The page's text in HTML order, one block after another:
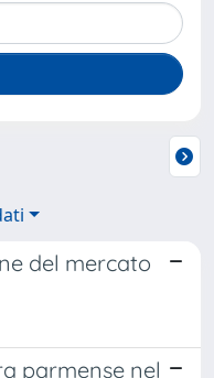
del mercato
parmense nel